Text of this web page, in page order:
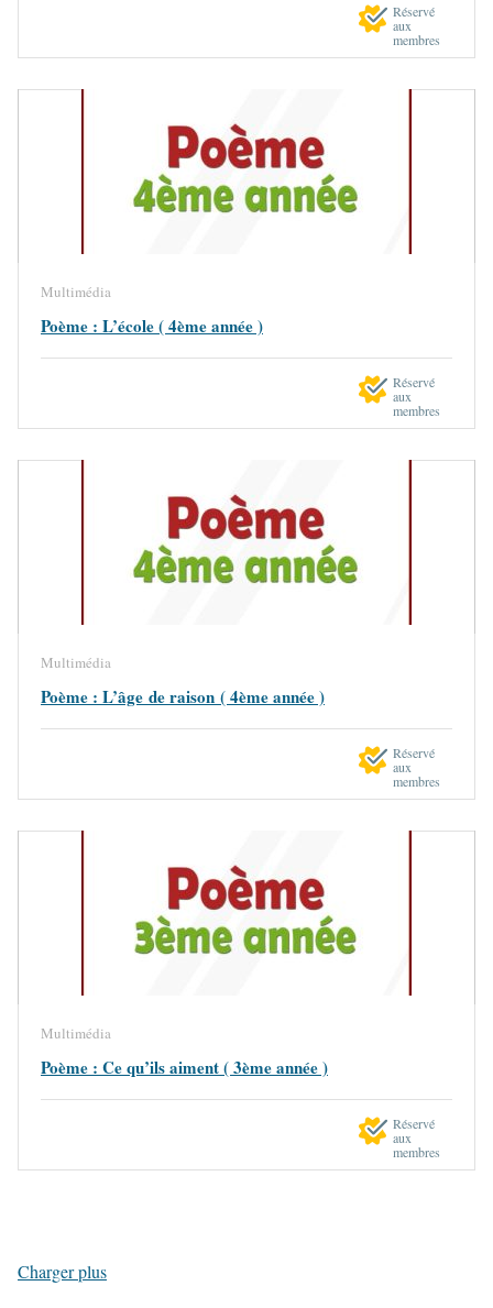
Réservé
aux
membres
Multimédia
Poème : L’école ( 4ème année )
Réservé
aux
membres
Multimédia
Poème : L’âge de raison ( 4ème année )
Réservé
aux
membres
Multimédia
Poème : Ce qu’ils aiment ( 3ème année )
Réservé
aux
membres
Charger plus